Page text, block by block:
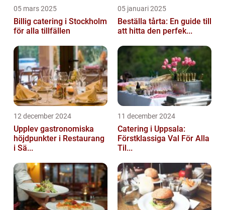
05 mars 2025
Billig catering i Stockholm
för alla tillfällen
05 januari 2025
Beställa tårta: En guide till
att hitta den perfek...
12 december 2024
Upplev gastronomiska
höjdpunkter i Restaurang
i Sä...
11 december 2024
Catering i Uppsala:
Förstklassiga Val För Alla
Til...